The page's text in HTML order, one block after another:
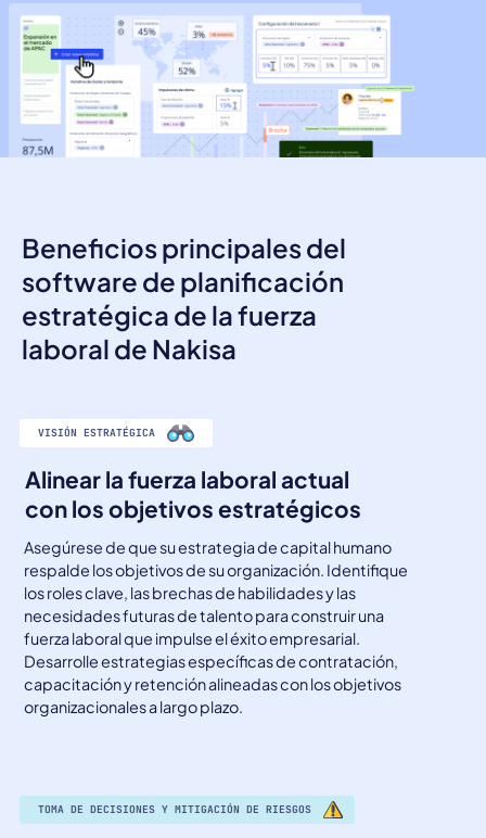
Beneficios principales del
software de planificación
estratégica de la fuerza
laboral de Nakisa
VISIÓN ESTRATÉGICA
Alinear la fuerza laboral actual
con los objetivos estratégicos
Asegúrese de que su estrategia de capital humano
respalde los objetivos de su organización. Identifique
los roles clave, las brechas de habilidades y las
necesidades futuras de talento para construir una
fuerza laboral que impulse el éxito empresarial.
Desarrolle estrategias específicas de contratación,
capacitación y retención alineadas con los objetivos
organizacionales a largo plazo.
TOMA DE DECISIONES Y MITIGACIÓN DE RIESGOS